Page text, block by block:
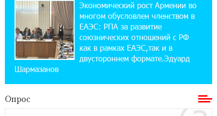
18:38:18 28-07-2026
Пашинян ты упустил свой шанс уйти
спокойно. Аршак Карапетян
12:04:53 28-07-2026
Обновленный Центр продаж и обслуживания
Ucom открылся по адресу ул. Шаумяна, 24/2
в Арарате
22:28:49 27-07-2026
Экономический рост Армении во
многом обусловлен членством в
ЕАЭС: РПА за развитие
союзнических отношений с РФ
как в рамках ЕАЭС,так и в
двустороннем формате.Эдуард
Шармазанов
Опрос